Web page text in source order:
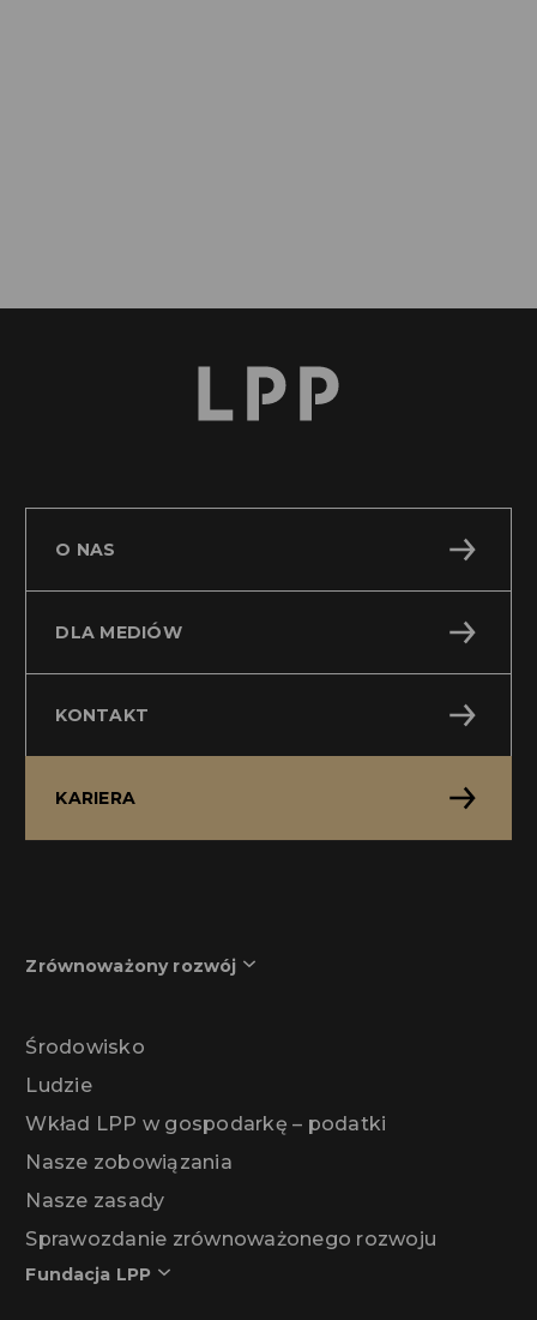
O NAS
DLA MEDIÓW
KONTAKT
KARIERA
Zrównoważony rozwój
Środowisko
Ludzie
Wkład LPP w gospodarkę – podatki
Nasze zobowiązania
Nasze zasady
Sprawozdanie zrównoważonego rozwoju
Fundacja LPP